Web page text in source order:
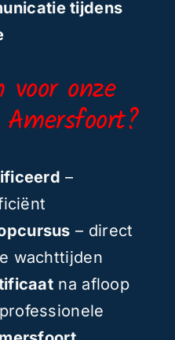
tijdens
voor onze
–
– direct
wachttijden
na afloop